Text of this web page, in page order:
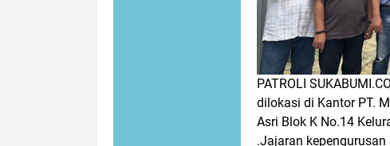
PATROLI
dilokasi di Kantor PT.
Asri Blok K No.14
.Jajaran